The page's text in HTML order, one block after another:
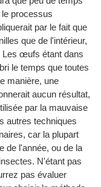
processus
par le fait que
que de l'intérieur,
Les œufs étant dans
le temps que toutes
manière, une
aucun résultat,
par la mauvaise
autres techniques
car la plupart
de l'année, ou de la
N'étant pas
pas évaluer